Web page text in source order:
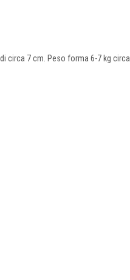
circa 7 cm. Peso forma 6-7 kg circa.